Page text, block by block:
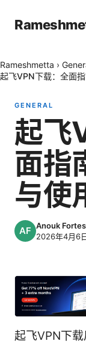
Rameshmetta ›
起飞VPN下载：全面
GENERAL
起飞
面指
与使
Anouk
2026年4月6
起飞VPN下